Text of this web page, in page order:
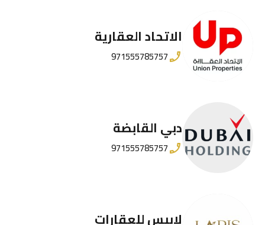
الاتحاد العقارية
971555785757
دبي القابضة
971555785757
لابيس للعقارات